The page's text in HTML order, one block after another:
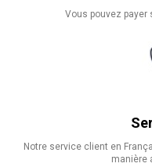
Vous pouvez
Notre service client en
manière